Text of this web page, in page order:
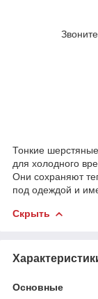
Тонкие
для холодного
Они сохраняют
под одеждой и
Скрыть
Основные